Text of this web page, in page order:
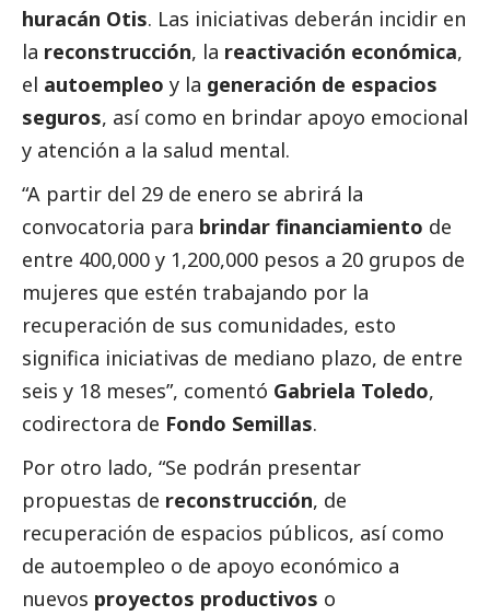
huracán Otis. Las iniciativas deberán incidir en
la reconstrucción, la reactivación económica,
el autoempleo y la generación de espacios
seguros, así como en brindar apoyo emocional
y atención a la salud mental.
“A partir del 29 de enero se abrirá la
convocatoria para brindar financiamiento de
entre 400,000 y 1,200,000 pesos a 20 grupos de
mujeres que estén trabajando por la
recuperación de sus comunidades, esto
significa iniciativas de mediano plazo, de entre
seis y 18 meses”, comentó Gabriela Toledo,
codirectora de Fondo Semillas.
Por otro lado, “Se podrán presentar
propuestas de reconstrucción, de
recuperación de espacios públicos, así como
de autoempleo o de apoyo económico a
nuevos proyectos productivos o